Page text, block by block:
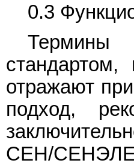
0.3
Термины
отражают
подход,
СЕН/